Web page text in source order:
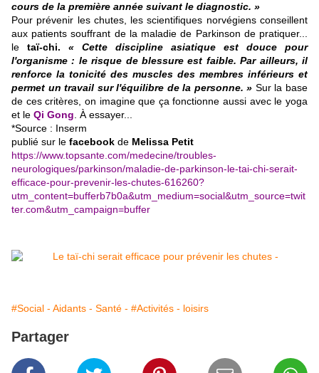
cours de la première année suivant le diagnostic. »
Pour prévenir les chutes, les scientifiques norvégiens conseillent
aux patients souffrant de la maladie de Parkinson de pratiquer...
le taï-chi. « Cette discipline asiatique est douce pour
l'organisme : le risque de blessure est faible. Par ailleurs, il
renforce la tonicité des muscles des membres inférieurs et
permet un travail sur l'équilibre de la personne. » Sur la base
de ces critères, on imagine que ça fonctionne aussi avec le yoga
et le Qi Gong . À essayer...
*Source : Inserm
publié sur le facebook de Melissa Petit
https://www.topsante.com/medecine/troubles-
neurologiques/parkinson/maladie-de-parkinson-le-tai-chi-serait-
efficace-pour-prevenir-les-chutes-616260?
utm_content=bufferb7b0a&utm_medium=social&utm_source=twit
ter.com&utm_campaign=buffer
#Social - Aidants - Santé - #Activités - loisirs
Partager